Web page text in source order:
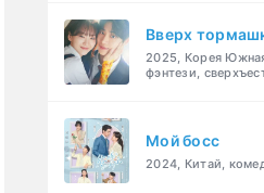
Вверх
2025, Корея
фэнтези,
Мой босс
2024, Китай,